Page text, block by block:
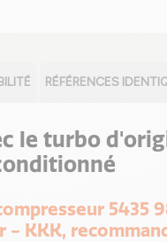
RÉFÉRENCES
le turbo
5435
- KKK,